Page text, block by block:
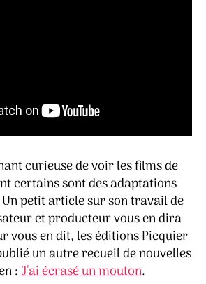
curieuse de voir les films de
certains sont des adaptations
Un petit article sur son travail de
et producteur vous en dira
vous en dit, les éditions Picquier
un autre recueil de nouvelles
:J’ai écrasé un mouton.